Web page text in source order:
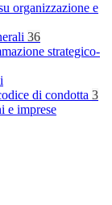
organizzazione e
36
strategico-
di condotta 3
e imprese